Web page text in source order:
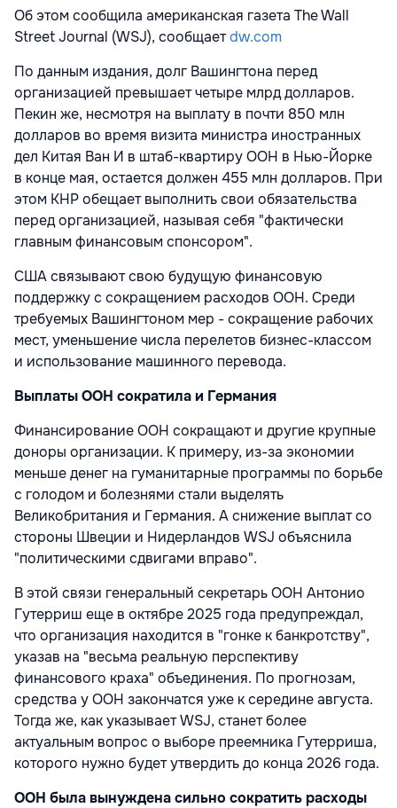
Об этом сообщила американская газета The Wall
Street Journal (WSJ), сообщаетdw.com
По данным издания, долг Вашингтона перед
организацией превышает четыре млрд долларов.
Пекин же, несмотря на выплату в почти 850 млн
долларов во время визита министра иностранных
дел Китая Ван И в штаб-квартиру ООН в Нью-Йорке
в конце мая, остается должен 455 млн долларов. При
этом КНР обещает выполнить свои обязательства
перед организацией, называя себя "фактически
главным финансовым спонсором".
США связывают свою будущую финансовую
поддержку с сокращением расходов ООН. Среди
требуемых Вашингтоном мер - сокращение рабочих
мест, уменьшение числа перелетов бизнес-классом
и использование машинного перевода.
Выплаты ООН сократила и Германия
Финансирование ООН сокращают и другие крупные
доноры организации. К примеру, из-за экономии
меньше денег на гуманитарные программы по борьбе
с голодом и болезнями стали выделять
Великобритания и Германия. А снижение выплат со
стороны Швеции и Нидерландов WSJ объяснила
"политическими сдвигами вправо".
В этой связи генеральный секретарь ООН Антонио
Гутерриш еще в октябре 2025 года предупреждал,
что организация находится в "гонке к банкротству",
указав на "весьма реальную перспективу
финансового краха" объединения. По прогнозам,
средства у ООН закончатся уже к середине августа.
Тогда же, как указывает WSJ, станет более
актуальным вопрос о выборе преемника Гутерриша,
которого нужно будет утвердить до конца 2026 года.
ООН была вынуждена сильно сократить расходы